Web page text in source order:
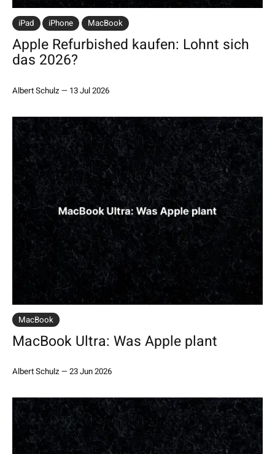
iPad iPhone MacBook
Apple Refurbished kaufen: Lohnt sich
das 2026?
Albert Schulz— 13 Jul 2026
MacBook
MacBook Ultra: Was Apple plant
Albert Schulz—23 Jun 2026